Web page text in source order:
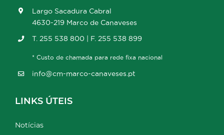
Largo Sacadura Cabral
4630-219 Marco de Canaveses
T. 255 538 800 | F. 255 538 899
* Custo de chamada para rede fixa nacional
info@cm-marco-canaveses.pt
LINKS ÚTEIS
Notícias